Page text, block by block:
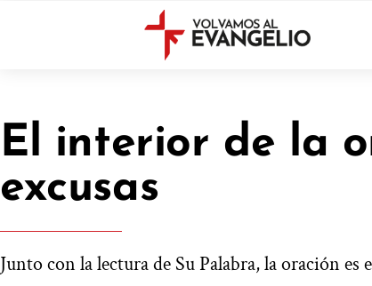
El interior de la
excusas
Junto con la lectura de Su Palabra, la oración